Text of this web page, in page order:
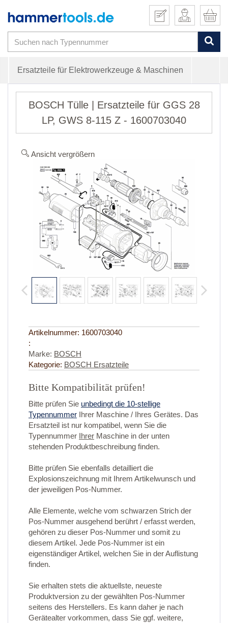
Ersatzteile für Elektrowerkzeuge & Maschinen
BOSCH Tülle | Ersatzteile für GGS 28
LP, GWS 8-115 Z - 1600703040
Ansicht vergrößern
Artikelnummer: 1600703040
:
Marke: BOSCH
Kategorie: BOSCH Ersatzteile
Bitte Kompatibilität prüfen!
Bitte prüfen Sie unbedingt die 10-stellige
Typennummer Ihrer Maschine / Ihres Gerätes. Das
Ersatzteil ist nur kompatibel, wenn Sie die
Typennummer Ihrer Maschine in der unten
stehenden Produktbeschreibung finden.
Bitte prüfen Sie ebenfalls detailliert die
Explosionszeichnung mit Ihrem Artikelwunsch und
der jeweiligen Pos-Nummer.
Alle Elemente, welche vom schwarzen Strich der
Pos-Nummer ausgehend berührt / erfasst werden,
gehören zu dieser Pos-Nummer und somit zu
diesem Artikel. Jede Pos-Nummer ist ein
eigenständiger Artikel, welchen Sie in der Auflistung
finden.
Sie erhalten stets die aktuellste, neueste
Produktversion zu der gewählten Pos-Nummer
seitens des Herstellers. Es kann daher je nach
Gerätealter vorkommen, dass Sie ggf. weitere,